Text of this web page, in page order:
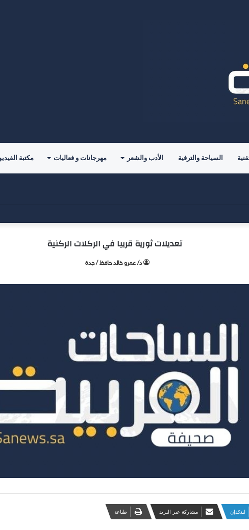
السياحة والترفية الأدب والشعر مهرجانات و فعاليات مكتبة
للمؤلف( خالد الدوس)
تعديلات ثورية قريبا في الركلات الركنية
د/ عمرو خالد حافظ / جدة
لينكدإن مشاركة عبر البريد طباعة